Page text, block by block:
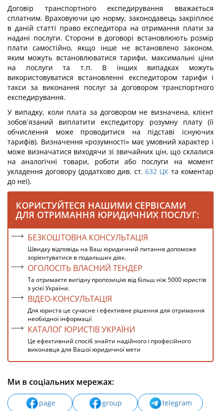
Договір транспортного експедирування вважається
сплатним. Враховуючи цю норму, законодавець закріплює
в даній статті право експедитора на отримання плати за
надані послуги. Сторони в договорі встановлюють розмір
плати самостійно, якщо інше не встановлено законом,
яким можуть встановлюватися тарифи, максимальні ціни
на послуги та т.п. В інших випадках можуть
використовуватися встановленні експедитором тарифи і
такси за виконання послуг за договором транспортного
експедирування.
У випадку, коли плата за договором не визначена, клієнт
зобов´язаний виплатити експедитору розумну плату (її
обчислення може проводитися на підставі існуючих
тарифів). Визначення «розумності» має умовний характер і
може визначатися виходячи зі звичайних цін, що склалися
на аналогічні товари, роботи або послуги на момент
укладення договору (додатково див. ст. 632 ЦК та коментар
до неї).
КОРИСТУЙТЕСЯ НАШИМИ СЕРВІСАМИ
ДЛЯ ОТРИМАННЯ ЮРИДИЧНИХ ПОСЛУГ:
БЕЗКОШТОВНА КОНСУЛЬТАЦІЯ
Швидку відповідь на Ваш юридичний питання допоможе
зорієнтуватися в подальших діях.
ОГОЛОСІТЬ ВЛАСНИЙ ТЕНДЕР
Та отримаєте вигідну пропозицію від більш ніж 5000 юристів
з усієї України.
ВІДЕО-КОНСУЛЬТАЦІЯ
Для юриста це сучасне і ефективне рішення для отримання
необхідної інформації
КАТАЛОГ ЮРИСТІВ УКРАЇНИ
Це ефективний спосіб знайти надійного і професійного
виконавця для Вашої юридичної мети
Ми в соціальних мережах:
page group
telegram